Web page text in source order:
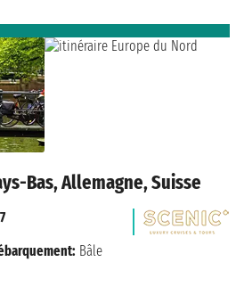
Bas, Allemagne, Suisse
Bâle